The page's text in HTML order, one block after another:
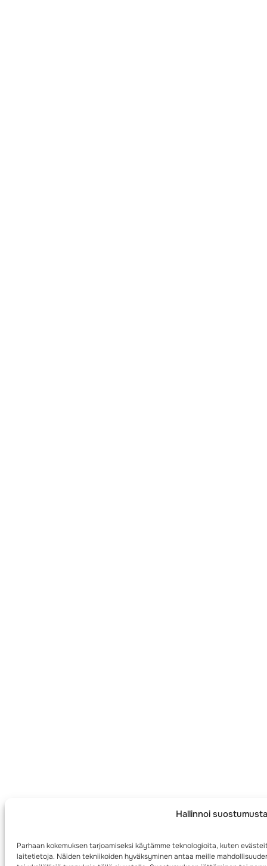
Hallinnoi suostumusta
Parhaan kokemuksen tarjoamiseksi käytämme teknologioita, kuten
laitetietoja. Näiden tekniikoiden hyväksyminen antaa meille